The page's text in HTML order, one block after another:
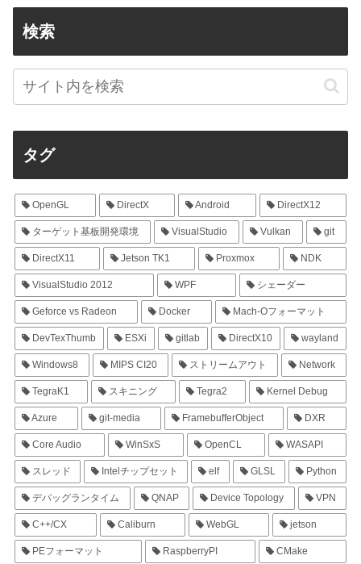
検索
タグ
OpenGL DirectX Android DirectX12
ターゲット基板開発環境 VisualStudio Vulkan git
DirectX11 Jetson TK1 Proxmox NDK
VisualStudio 2012 WPF シェーダー
Geforce vs Radeon Docker Mach-Oフォーマット
DevTexThumb ESXi gitlab DirectX10 wayland
Windows8 MIPS CI20 ストリームアウト Network
TegraK1 スキニング Tegra2 Kernel Debug
Azure git-media FramebufferObject DXR
Core Audio WinSxS OpenCL WASAPI
スレッド Intelチップセット elf GLSL Python
デバッグランタイム QNAP Device Topology VPN
C++/CX Caliburn WebGL jetson
PEフォーマット RaspberryPI CMake